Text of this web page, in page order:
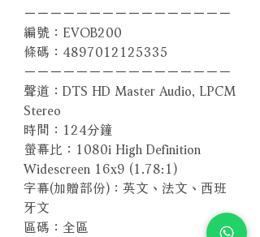
－－－－－－－－－－－－－－－－
編號：EVOB200
條碼：4897012125335
－－－－－－－－－－－－－－－－
聲道：DTS HD Master Audio, LPCM
Stereo
時間：124分鐘
螢幕比：1080i High Definition
Widescreen 16x9 (1.78:1)
字幕(加贈部份)：英文、法文、西班
牙文
區碼：全區